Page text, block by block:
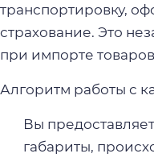
транспортировку,
страхование. Это
при импорте
Алгоритм работы с
Вы
габариты,